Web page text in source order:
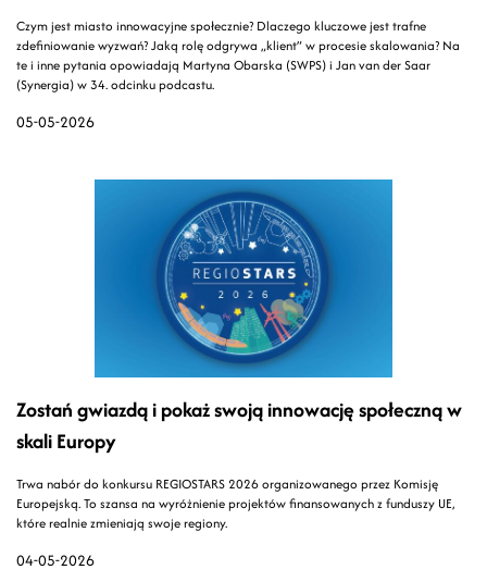
05-05-2026
Czym jest miasto innowacyjne społecznie? Dlaczego kluczowe jest trafne
zdefiniowanie wyzwań? Jaką rolę odgrywa „klient” w procesie skalowania? Na
te i inne pytania opowiadają Martyna Obarska (SWPS) i Jan van der Saar
(Synergia) w 34. odcinku podcastu.
04-05-2026
Zostań gwiazdą i pokaż swoją innowację społeczną w
skali Europy
Trwa nabór do konkursu REGIOSTARS 2026 organizowanego przez Komisję
Europejską. To szansa na wyróżnienie projektów finansowanych z funduszy UE,
które realnie zmieniają swoje regiony.